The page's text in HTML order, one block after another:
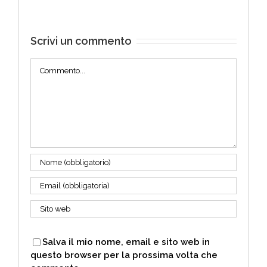
Scrivi un commento
Salva il mio nome, email e sito web in
questo browser per la prossima volta che